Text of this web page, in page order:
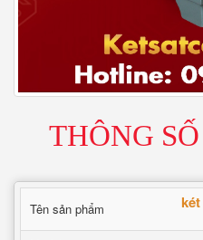
THÔNG
Tên sản phẩm